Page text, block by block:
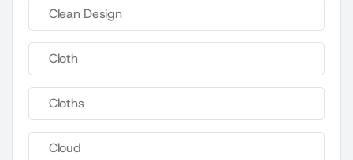
Clean Design
Cloth
Cloths
Cloud